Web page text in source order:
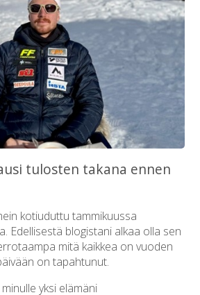
tulosten takana ennen
kotiuduttu tammikuussa
Edellisestä blogistani alkaa olla sen
mitä kaikkea on vuoden
on tapahtunut.
yksi elämäni